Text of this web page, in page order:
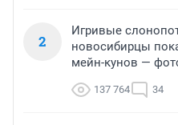
2
Игривые
новосибирцы
мейн-кунов —
137 764 34